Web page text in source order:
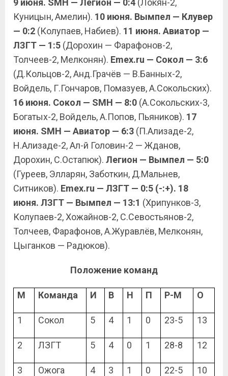
9 июня. SMH — Легион — 0:4 (Локян-2,
Куницын, Амелин). 10 июня. Вымпел — Клувер
— 0:2 (Колупаев, Набиев). 11 июня. Авиатор —
ЛЗГТ — 1:5 (Дорохин — Фарафонов-2,
Толчеев-2, Мелконян). Emeх.ru — Сокол — 3:6
(Д.Кольцов-2, Анд.Грачёв — В.Банных-2,
Войдель, Г.Гончаров, Помазуев, А.Сокольских).
16 июня. Сокол — SMH — 8:0 (А.Сокольских-3,
Богатых-2, Войдель, А.Попов, Пьяников). 17
июня. SMH — Авиатор — 6:3 (П.Ализаде-2,
Н.Ализаде-2, Ал-й Головин-2 — Жданов,
Дорохин, С.Остапюк). Легион — Вымпел — 5:0
(Гуреев, Элларян, Заботкин, Д.Мальнев,
Ситников). Emex.ru — ЛЗГТ — 0:5 (-:+). 18
июня. ЛЗГТ — Вымпел — 13:1 (Хрипунков-3,
Колупаев-2, Хожайнов-2, С.Севостьянов-2,
Толчеев, Фарафонов, А.Журавлёв, Мелконян,
Цыганков — Радюков).
Положение команд
М Команда И В Н П Р-М О
1 Сокол 5 4 1 0 23-5 13
2 ЛЗГТ 5 4 0 1 28-8 12
3 Ожога 4 3 1 0 22-5 10